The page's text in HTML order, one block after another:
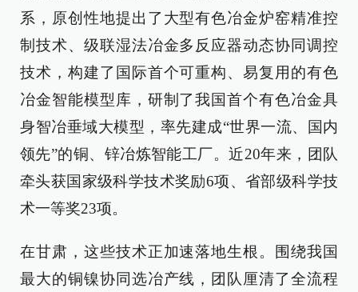
系，原创性地提出了大型有色冶金炉窑精准控
制技术、级联湿法冶金多反应器动态协同调控
技术，构建了国际首个可重构、易复用的有色
冶金智能模型库，研制了我国首个有色冶金具
身智冶垂域大模型，率先建成“世界一流、国内
领先”的铜、锌冶炼智能工厂。近20年来，团队
牵头获国家级科学技术奖励6项、省部级科学技
术一等奖23项。
在甘肃，这些技术正加速落地生根。围绕我国
最大的铜镍协同选冶产线，团队厘清了全流程